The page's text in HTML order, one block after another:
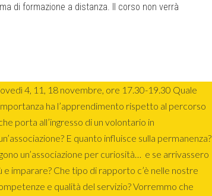
di formazione a distanza. Il corso non verrà
4, 11, 18 novembre, ore 17.30-19.30 Quale
ha l’apprendimento rispetto al percorso
porta all’ingresso di un volontario in
E quanto influisce sulla permanenza?
un’associazione per curiosità… e se arrivassero
e imparare? Che tipo di rapporto c’è nelle nostre
e qualità del servizio? Vorremmo che